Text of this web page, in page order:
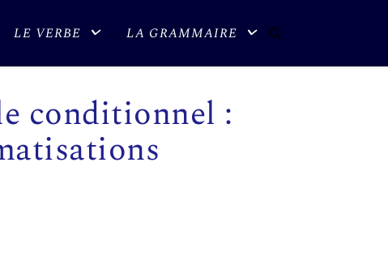
LE VERBE LA GRAMMAIRE
conditionnel :